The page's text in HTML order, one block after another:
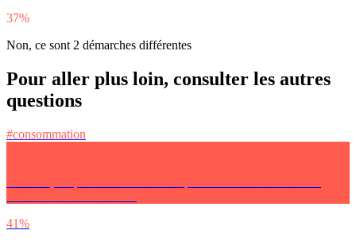
37%
Non, ce sont 2 démarches différentes
Pour aller plus loin, consulter les autres
questions
#consommation
41%